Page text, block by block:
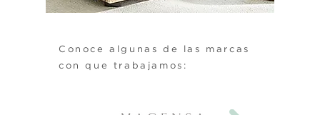
Conoce algunas de las marcas
con que trabajamos: